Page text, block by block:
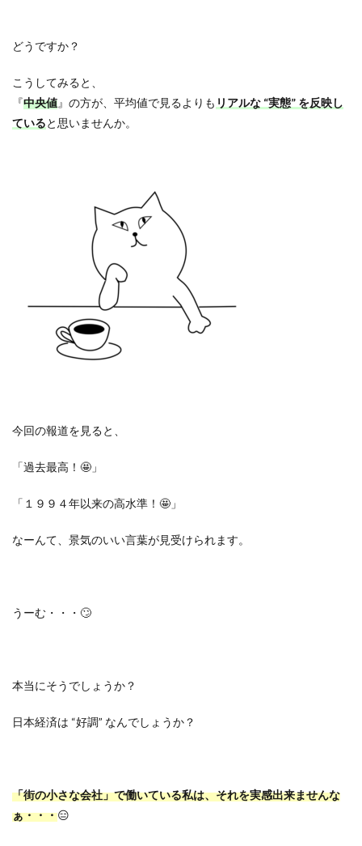
どうですか？
こうしてみると、
『中央値』の方が、平均値で見るよりも リアルな “実態” を反映し
ていると思いませんか。
今回の報道を見ると、
「過去最高！🤩」
「１９９４年以来の高水準！🤩」
なーんて、景気のいい言葉が見受けられます。
うーむ・・・🙄
本当にそうでしょうか？
日本経済は “好調” なんでしょうか？
「街の小さな会社」で働いている私は、それを実感出来ませんな
ぁ・・・😑